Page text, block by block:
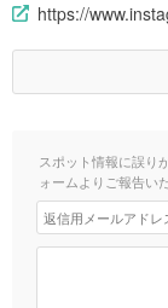
https://
スポット情報に誤り
ォームよりご報告い